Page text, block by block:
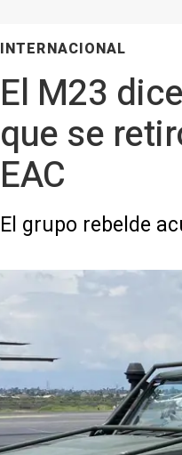
INTERNACIONAL
El M23
que se
EAC
El grupo rebelde